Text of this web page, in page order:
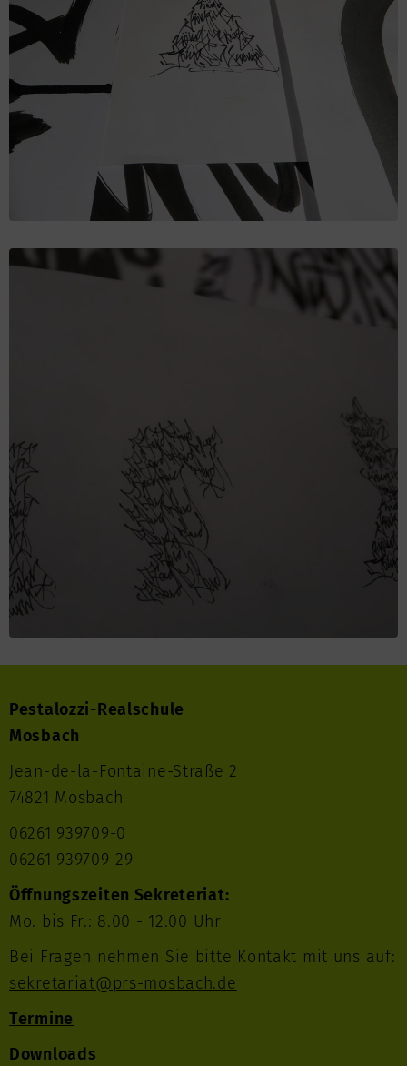
Pestalozzi-Realschule
Mosbach
Jean-de-la-Fontaine-Straße 2
74821 Mosbach
06261 939709-0
06261 939709-29
Öffnungszeiten Sekreteriat:
Mo. bis Fr.: 8.00 - 12.00 Uhr
Bei Fragen nehmen Sie bitte Kontakt mit uns auf:
sekretariat@prs-mosbach.de
Termine
Downloads